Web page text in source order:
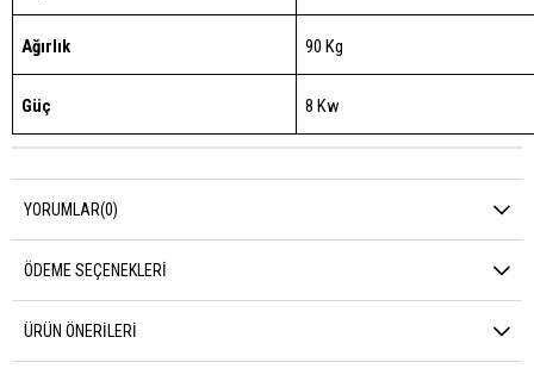
Ağırlık 90 Kg
Güç 8 Kw
YORUMLAR(0)
ÖDEME SEÇENEKLERI
ÜRÜN ÖNERILERI